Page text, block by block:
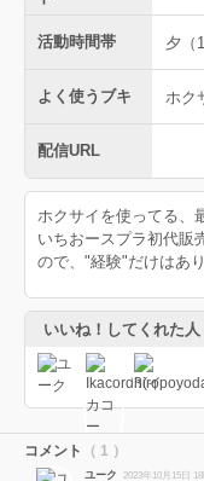
活動時間帯 夕（
よく使うブキ ホク
配信URL
ホクサイを使ってる、
いちおースプラ初代販
ので、"経験"だけはあ
いいね！してくれた人
コメント （ 1 ）
ユーク 2023年10月15日